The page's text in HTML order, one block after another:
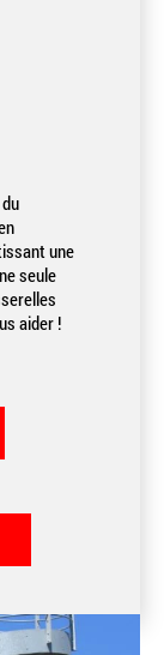
une
seule
aider !